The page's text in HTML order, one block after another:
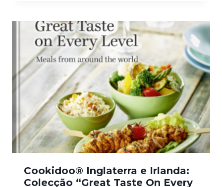
Cookidoo® Inglaterra e Irlanda:
Colecção “Great Taste On Every